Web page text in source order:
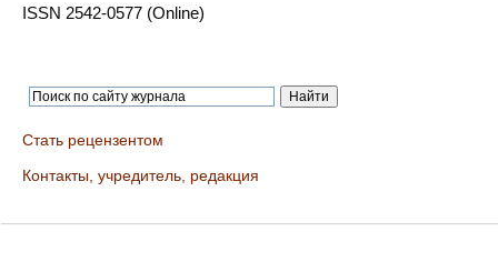
ISSN 2542-0577 (Online)
Стать рецензентом
Контакты, учредитель, редакция